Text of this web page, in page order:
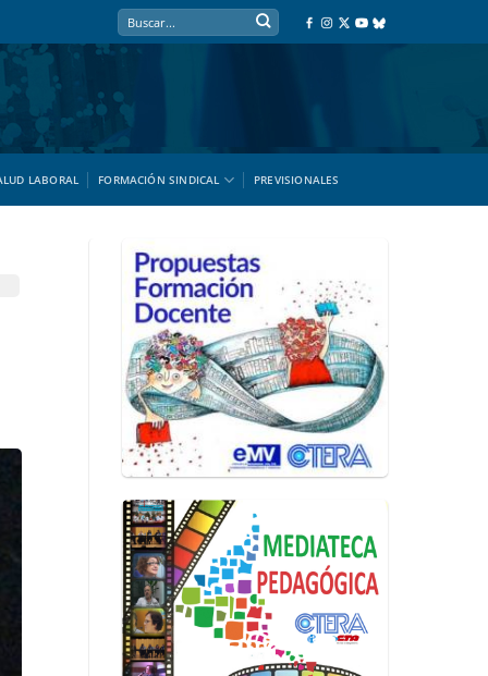
LABORAL FORMACIÓN SINDICAL PREVISIONALES